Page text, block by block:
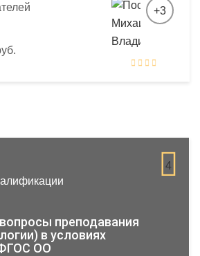
+3
4
преподавания
в условиях
ОО